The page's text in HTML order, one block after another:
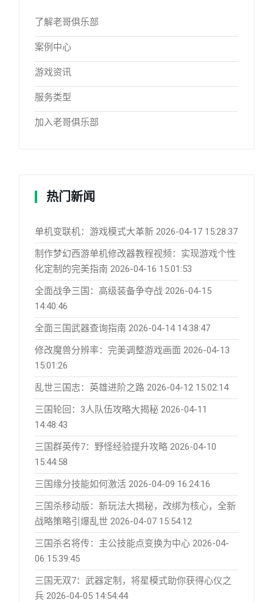
了解老哥俱乐部
案例中心
游戏资讯
服务类型
加入老哥俱乐部
热门新闻
单机变联机：游戏模式大革新 2026-04-17 15:28:37
制作梦幻西游单机修改器教程视频：实现游戏个性
化定制的完美指南 2026-04-16 15:01:53
全面战争三国：高级装备争夺战 2026-04-15
14:40:46
全面三国武器查询指南 2026-04-14 14:38:47
修改魔兽分辨率：完美调整游戏画面 2026-04-13
15:01:26
乱世三国志：英雄进阶之路 2026-04-12 15:02:14
三国轮回：3人队伍攻略大揭秘 2026-04-11
14:48:43
三国群英传7：野怪经验提升攻略 2026-04-10
15:44:58
三国缘分技能如何激活 2026-04-09 16:24:16
三国杀移动版：新玩法大揭秘，改绑为核心，全新
战略策略引爆乱世 2026-04-07 15:54:12
三国杀名将传：主公技能点变换为中心 2026-04-
06 15:39:45
三国无双7：武器定制，将星模式助你获得心仪之
兵 2026-04-05 14:54:44